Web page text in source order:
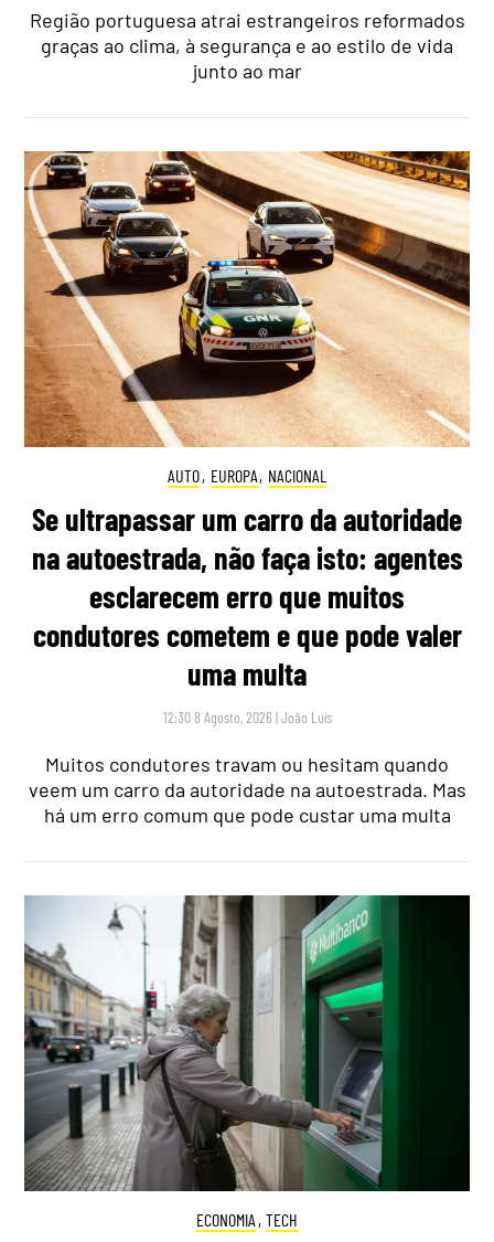
Região portuguesa atrai estrangeiros reformados
graças ao clima, à segurança e ao estilo de vida
junto ao mar
AUTO, EUROPA, NACIONAL
Se ultrapassar um carro da autoridade
na autoestrada, não faça isto: agentes
esclarecem erro que muitos
condutores cometem e que pode valer
uma multa
12:30 8 Agosto, 2026 |João Luís
Muitos condutores travam ou hesitam quando
veem um carro da autoridade na autoestrada. Mas
há um erro comum que pode custar uma multa
ECONOMIA , TECH